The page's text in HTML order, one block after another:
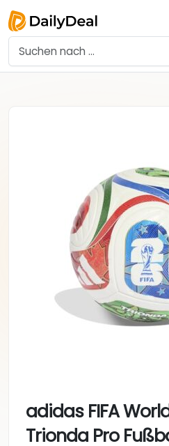
adidas FIFA
Trionda Pro